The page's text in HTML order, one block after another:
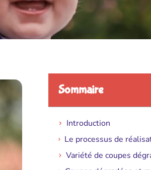
Sommaire
Introduction